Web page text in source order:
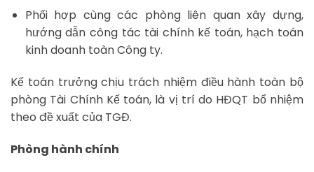
Phối hợp cùng các phòng liên quan xây dựng,
hướng dẫn công tác tài chính kế toán, hạch toán
kinh doanh toàn Công ty.
Kế toán trưởng chịu trách nhiệm điều hành toàn bộ
phòng Tài Chính Kế toán, là vị trí do HĐQT bổ nhiệm
theo đề xuất của TGĐ.
Phòng hành chính